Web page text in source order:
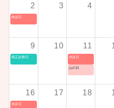
2
休診日
3 4
9
矯正診療日
10 11
休診日
山の日
16
休診日
17 18